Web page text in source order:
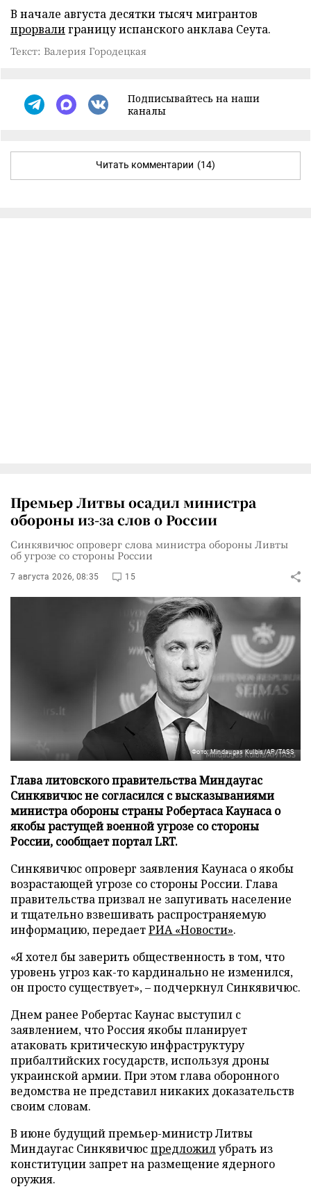
В начале августа десятки тысяч мигрантов
прорвалиграницу испанского анклава Сеута.
Текст: Валерия Городецкая
Подписывайтесь на наши
каналы
Читать комментарии (14)
Премьер Литвы осадил министра
обороны из-за слов о России
Синкявичюс опроверг слова министра обороны Ливты
об угрозе со стороны России
7 августа 2026, 08:35 15
Фото: Mindaugas Kulbis/AP/TASS
Глава литовского правительства Миндаугас
Синкявичюс не согласился с высказываниями
министра обороны страны Робертаса Каунаса о
якобы растущей военной угрозе со стороны
России, сообщает портал LRT.
Синкявичюс опроверг заявления Каунаса о якобы
возрастающей угрозе со стороны России. Глава
правительства призвал не запугивать население
и тщательно взвешивать распространяемую
информацию, передаетРИА «Новости».
«Я хотел бы заверить общественность в том, что
уровень угроз как-то кардинально не изменился,
он просто существует», – подчеркнул Синкявичюс.
Днем ранее Робертас Каунас выступил с
заявлением, что Россия якобы планирует
атаковать критическую инфраструктуру
прибалтийских государств, используя дроны
украинской армии. При этом глава оборонного
ведомства не представил никаких доказательств
своим словам.
В июне будущий премьер-министр Литвы
Миндаугас Синкявичюспредложилубрать из
конституции запрет на размещение ядерного
оружия.